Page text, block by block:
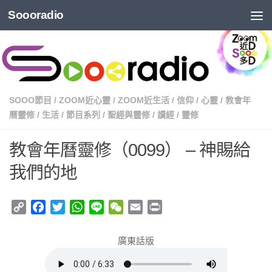
Soooradio
SOOO節目 / ZOOM近心靈 / ZOOM近生活 / 信仰 / 心靈 / 教會年
曆靈修 / 生活 / 節目系列 / 聖經與靈修 / 讀經 / 靈修
教會年曆靈修（0099） – 神賜給
我們的地
Copy
Facebook
TwitterWhatsApp
Line WeChat
Email
廣東話版